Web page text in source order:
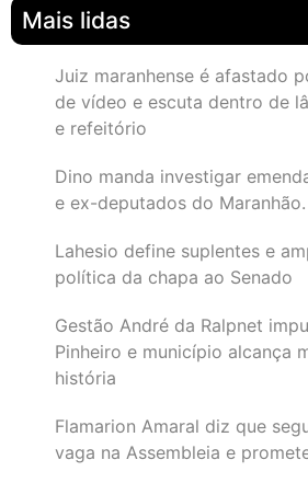
Mais lidas
Juiz maranhense é afastado
de vídeo e escuta dentro de
e refeitório
Dino manda investigar
e ex-deputados do
Lahesio define suplentes e
política da chapa ao Senado
Gestão André da Ralpnet
Pinheiro e município alcança
história
Flamarion Amaral diz que
vaga na Assembleia e